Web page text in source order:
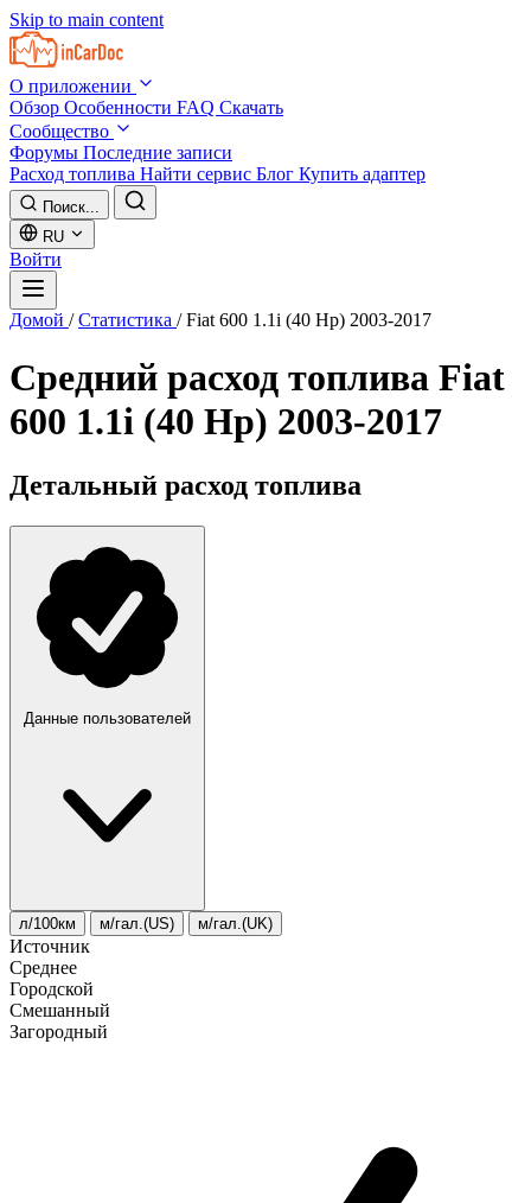
Skip to main content
О приложении
Обзор Особенности FAQ Скачать
Сообщество
Форумы Последние записи
Расход топлива Найти сервис Блог Купить адаптер
Поиск...
RU
Войти
Домой / Статистика / Fiat 600 1.1i (40 Hp) 2003-2017
Средний расход топлива Fiat
600 1.1i (40 Hp) 2003-2017
Детальный расход топлива
Данные пользователей
л/100км м/гал.(US) м/гал.(UK)
Источник
Среднее
Городской
Смешанный
Загородный